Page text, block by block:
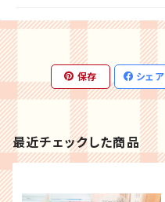
保存 シェア
最近チェックした商品